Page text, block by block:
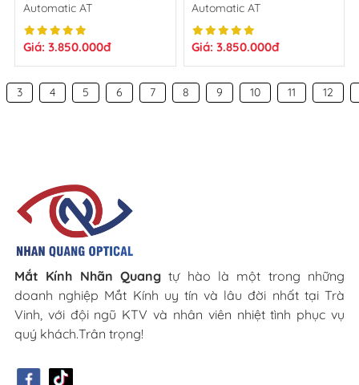
Automatic AT
SG8886.4102AT
Giá: 3.850.000đ
Automatic AT
SG8886.4101AT
Giá: 3.850.000đ
3 4 5 6 7 8 9 10 11 12
Mắt Kính Nhãn Quangtự hào là một trong những
doanh nghiệp Mắt Kính uy tín và lâu đời nhất tại Trà
Vinh, với đội ngũ KTV và nhân viên nhiệt tình phục vụ
quý khách.Trân trọng!